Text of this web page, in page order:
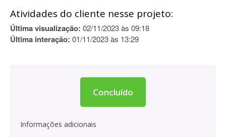
Atividades do cliente nesse projeto:
Última visualização: 02/11/2023 às 09:18
Última interação: 01/11/2023 às 13:29
Concluído
Informações adicionais